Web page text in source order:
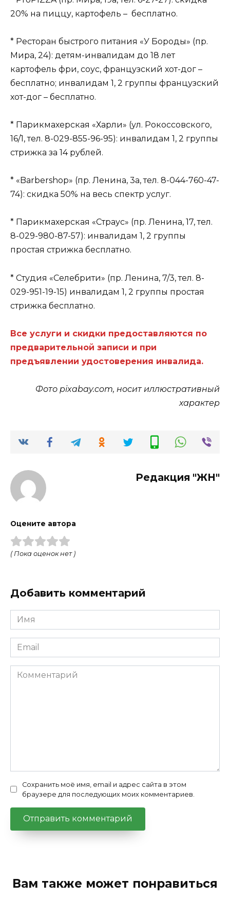
20% на пиццу, картофель – бесплатно.
* Ресторан быстрого питания «У Бороды» (пр.
Мира, 24): детям-инвалидам до 18 лет
картофель фри, соус, французский хот-дог –
бесплатно; инвалидам 1, 2 группы французский
хот-дог – бесплатно.
* Парикмахерская «Харли» (ул. Рокоссовского,
16/1, тел. 8-029-855-96-95): инвалидам 1, 2 группы
стрижка за 14 рублей.
* «Barbershop» (пр. Ленина, 3а, тел. 8-044-760-47-
74): скидка 50% на весь спектр услуг.
* Парикмахерская «Страус» (пр. Ленина, 17, тел.
8-029-980-87-57): инвалидам 1, 2 группы
простая стрижка бесплатно.
* Студия «Селебрити» (пр. Ленина, 7/3, тел. 8-
029-951-19-15) инвалидам 1, 2 группы простая
стрижка бесплатно.
Все услуги и скидки предоставляются по
предварительной записи и при
предъявлении удостоверения инвалида.
Фото pixabay.com, носит иллюстративный
характер
Редакция "ЖН"
Оцените автора
( Пока оценок нет )
Добавить комментарий
Имя
*
Email
*
Комментарий
Сохранить моё имя, email и адрес сайта в этом
браузере для последующих моих комментариев.
Вам также может понравиться